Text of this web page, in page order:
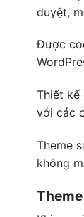
duyệt,
Được
Thiết kế
với các
Theme
không